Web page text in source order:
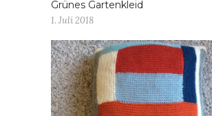
Grünes Gartenkleid
1. Juli 2018